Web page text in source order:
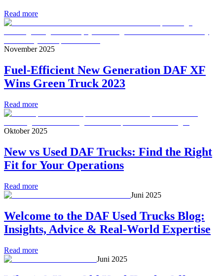
Read more
November 2025
Fuel-Efficient New Generation DAF XF
Wins Green Truck 2023
Read more
Oktober 2025
New vs Used DAF Trucks: Find the Right
Fit for Your Operations
Read more
Juni 2025
Welcome to the DAF Used Trucks Blog:
Insights, Advice & Real-World Expertise
Read more
Juni 2025